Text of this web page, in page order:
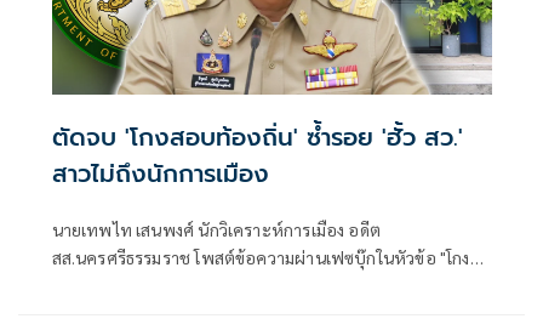
ตัดจบ 'โกงสอบท้องถิ่น' ซ้ำรอย 'ฮั้ว สว.'
สาวไม่ถึงนักการเมือง
นายเทพไท เสนพงศ์ นักวิเคราะห์การเมือง อดีต
สส.นครศรีธรรมราช โพสต์ข้อความผ่านเฟซบุ๊กในหัวข้อ "โกง